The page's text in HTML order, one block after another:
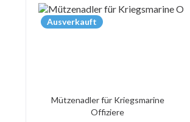
Ausverkauft
Mützenadler für Kriegsmarine
Offiziere